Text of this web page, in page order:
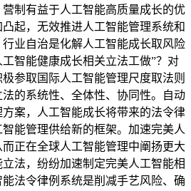
制有益于人工智能高质量成长的优
起，无效推进人工智能管理系统和
业自治是化解人工智能成长取风险
智能健康成长相关立法工做”？对
参取国际人工智能管理尺度取法则
的系统性、全体性、协同性。自动
案，人工智能成长将带来的法令律
能管理供给新的框架。加速完美人
正在全球人工智能管理中阐扬更大
法，纷纷加速制定完美人工智能相
法令律例系统是削减手艺风险、确